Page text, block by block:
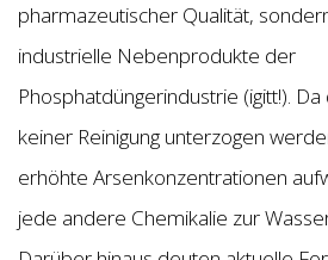
pharmazeutischer Qualität,
industrielle Nebenprodukte der
Phosphatdüngerindustrie (igitt!).
keiner Reinigung unterzogen
erhöhte Arsenkonzentrationen
jede andere Chemikalie zur